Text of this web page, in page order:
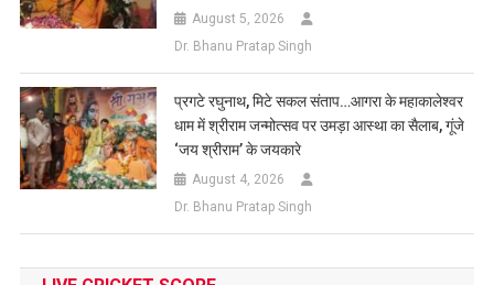
August 5, 2026
Dr. Bhanu Pratap Singh
प्रगटे रघुनाथ, मिटे सकल संताप…आगरा के महाकालेश्वर
धाम में श्रीराम जन्मोत्सव पर उमड़ा आस्था का सैलाब, गूंजे
‘जय श्रीराम’ के जयकारे
August 4, 2026
Dr. Bhanu Pratap Singh